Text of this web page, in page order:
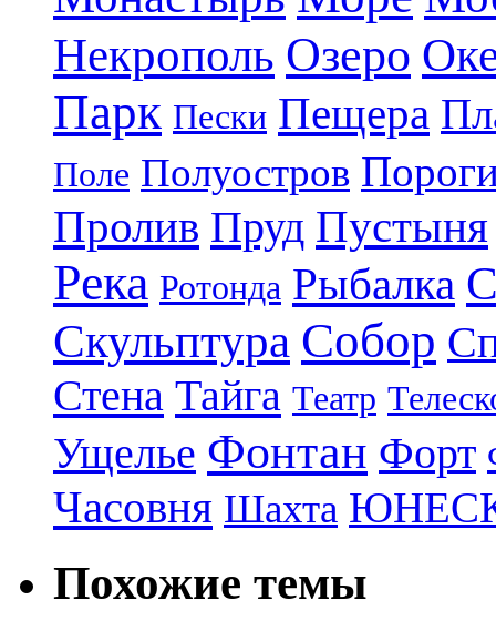
Некрополь Озеро
Парк Пески Пещера
Поле Полуостров
Пролив Пруд Пустыня
Река Ротонда Рыбалка
Скульптура Собор
Стена Тайга Театр
Ущелье Фонтан Форт
Часовня Шахта
Похожие темы